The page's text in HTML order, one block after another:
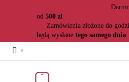
Darmowa
od 500 zł
Zamówienia złożone do
będą wysłane tego samego dnia